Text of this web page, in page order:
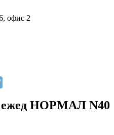
офис 2
НОРМАЛ N40